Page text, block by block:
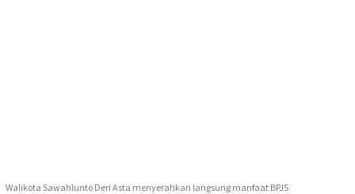
Walikota Sawahlunto Deri Asta menyerahkan langsung manfaat BPJS